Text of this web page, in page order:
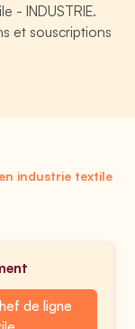
- INDUSTRIE.
et souscriptions
industrie textile
de ligne